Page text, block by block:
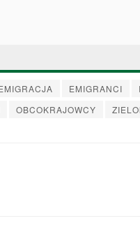
EMIGRANCI
OBCOKRAJOWCY